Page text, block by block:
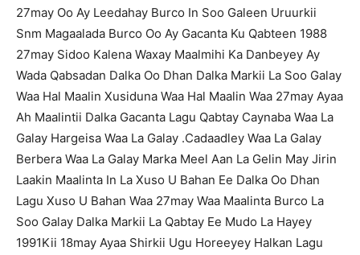
27may Oo Ay Leedahay Burco In Soo Galeen Uruurkii
Snm Magaalada Burco Oo Ay Gacanta Ku Qabteen 1988
27may Sidoo Kalena Waxay Maalmihi Ka Danbeyey Ay
Wada Qabsadan Dalka Oo Dhan Dalka Markii La Soo Galay
Waa Hal Maalin Xusiduna Waa Hal Maalin Waa 27may Ayaa
Ah Maalintii Dalka Gacanta Lagu Qabtay Caynaba Waa La
Galay Hargeisa Waa La Galay .Cadaadley Waa La Galay
Berbera Waa La Galay Marka Meel Aan La Gelin May Jirin
Laakin Maalinta In La Xuso U Bahan Ee Dalka Oo Dhan
Lagu Xuso U Bahan Waa 27may Waa Maalinta Burco La
Soo Galay Dalka Markii La Qabtay Ee Mudo La Hayey
1991Kii 18may Ayaa Shirkii Ugu Horeeyey Halkan Lagu